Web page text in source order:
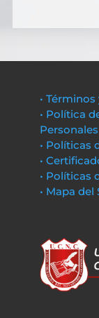
•
• Política
Personales
• Políticas
•
• Políticas
• Mapa del